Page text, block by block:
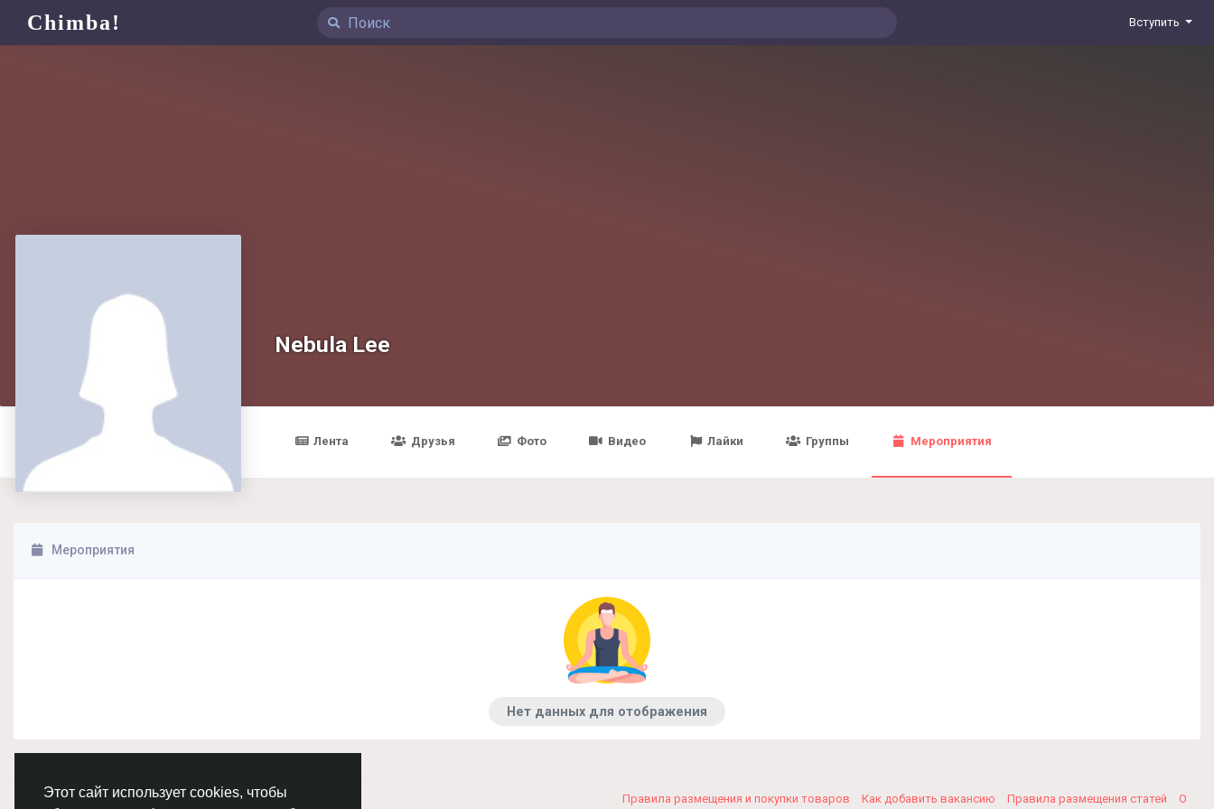
Этот сайт использует cookies, чтобы
Chimba! Вступить
Nebula Lee
Лента Друзья Фото Видео Лайки Группы Мероприятия
Мероприятия
Нет данных для отображения
© 2026 Chimba! Русский Правила размещения и покупки товаров Как добавить вакансию Правила размещения статей О